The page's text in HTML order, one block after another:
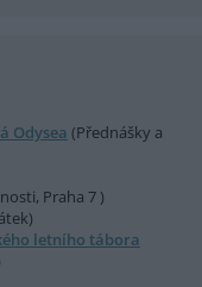
Odysea (Přednášky a
Praha 7 )
letního tábora